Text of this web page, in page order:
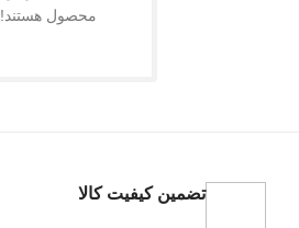
محصول هستند!
تضمین کیفیت کالا